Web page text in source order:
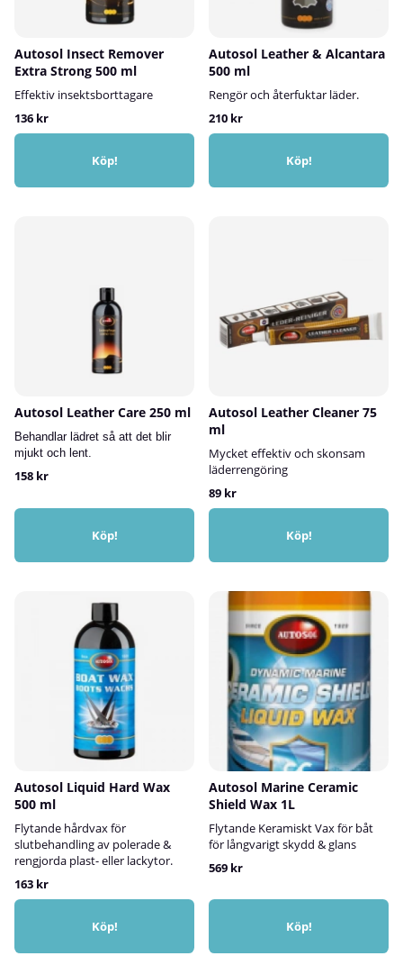
Autosol Insect Remover
Extra Strong 500 ml
Effektiv insektsborttagare
136 kr
Köp!
Autosol Leather & Alcantara
500 ml
Rengör och återfuktar läder.
210 kr
Köp!
Autosol Leather Care 250 ml
Behandlar lädret så att det blir
mjukt och lent.
158 kr
Köp!
Autosol Leather Cleaner 75
ml
Mycket effektiv och skonsam
läderrengöring
89 kr
Köp!
Autosol Liquid Hard Wax
500 ml
Flytande hårdvax för
slutbehandling av polerade &
rengjorda plast- eller lackytor.
163 kr
Köp!
Autosol Marine Ceramic
Shield Wax 1L
Flytande Keramiskt Vax för båt
för långvarigt skydd & glans
569 kr
Köp!